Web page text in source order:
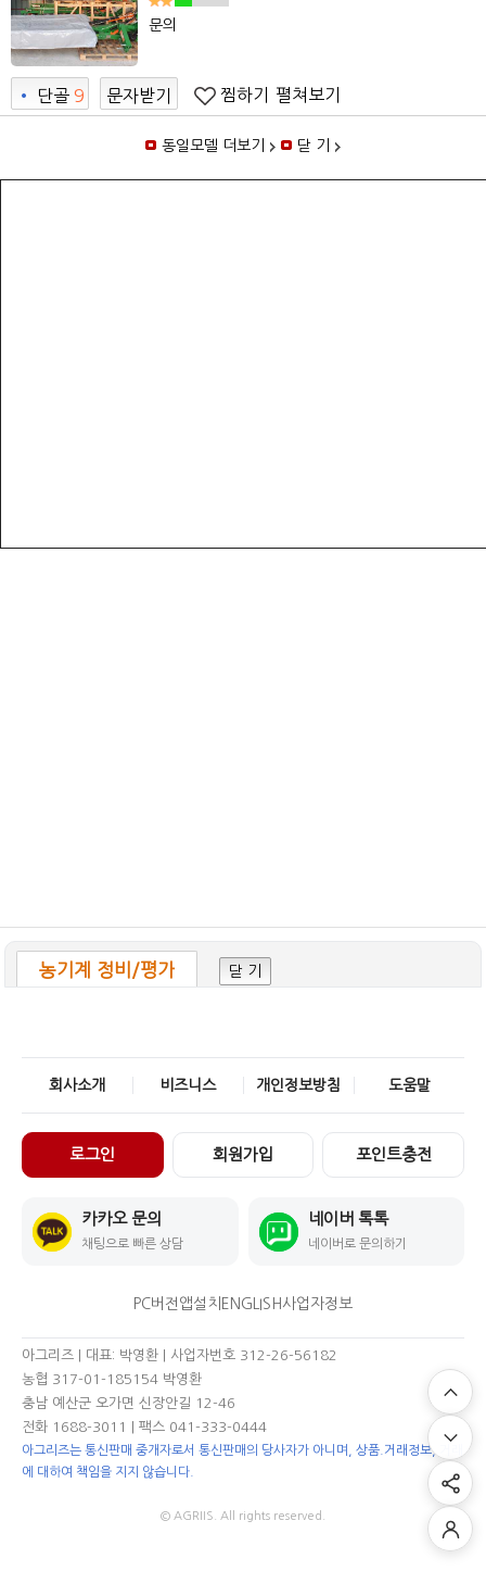
문의
• 단골 9 문자받기 찜하기 펼쳐보기
동일모델 더보기 닫 기
농기계 정비/평가 닫 기
회사소개 비즈니스 개인정보방침 도움말
로그인 회원가입 포인트충전
카카오 문의
채팅으로 빠른 상담
네이버 톡톡
네이버로 문의하기
PC버전 앱설치 ENGLISH사업자정보
아그리즈 | 대표: 박영환 | 사업자번호 312-26-56182
농협 317-01-185154 박영환
충남 예산군 오가면 신장안길 12-46
전화 1688-3011
| 팩스 041-333-0444
아그리즈는 통신판매 중개자로서 통신판매의 당사자가 아니며, 상품.거래정보, 거래
에 대하여 책임을 지지 않습니다.
© AGRIIS. All rights reserved.